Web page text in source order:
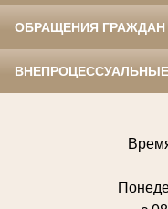
ОБРАЩЕНИЯ ГРАЖДАН